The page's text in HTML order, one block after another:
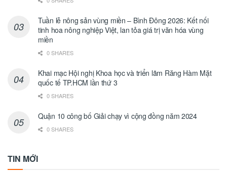
Tuần lễ nông sản vùng miền – Bình Đông 2026: Kết nối
tinh hoa nông nghiệp Việt, lan tỏa giá trị văn hóa vùng
miền
0 SHARES
Khai mạc Hội nghị Khoa học và triển lãm Răng Hàm Mặt
quốc tế TP.HCM lần thứ 3
0 SHARES
Quận 10 công bố Giải chạy vì cộng đồng năm 2024
0 SHARES
TIN MỚI